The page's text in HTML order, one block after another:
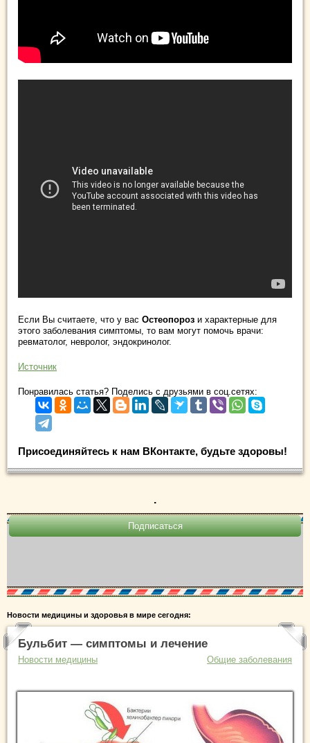
Если Вы считаете, что у вас Остеопороз и характерные для
этого заболевания симптомы, то вам могут помочь врачи:
ревматолог, невролог, эндокринолог.
Источник
Понравилась статья? Поделись с друзьями в соц.сетях:
Присоединяйтесь к нам ВКонтакте, будьте здоровы!
.
Новости медицины и здоровья в мире сегодня:
Бульбит — симптомы и лечение
Новости медицины Общие заболевания